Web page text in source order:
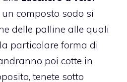
composto sodo si
delle palline alle quali
particolare forma di
poi cotte in
tenete sotto